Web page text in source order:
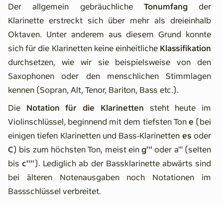
Der allgemein gebräuchliche Tonumfangder
Klarinette erstreckt sich über mehr als dreieinhalb
Oktaven. Unter anderem aus diesem Grund konnte
sich für die Klarinetten keine einheitliche Klassifikation
durchsetzen, wie wir sie beispielsweise von den
Saxophonen oder den menschlichen Stimmlagen
kennen (Sopran, Alt, Tenor, Bariton, Bass etc.).
Die Notation für die Klarinetten steht heute im
Violinschlüssel, beginnend mit dem tiefsten Ton e (bei
einigen tiefen Klarinetten und Bass-Klarinetten es oder
C) bis zum höchsten Ton, meist eing''' oder a''' (selten
bisc''''). Lediglich ab der Bassklarinette abwärts sind
bei älteren Notenausgaben noch Notationen im
Bassschlüssel verbreitet.